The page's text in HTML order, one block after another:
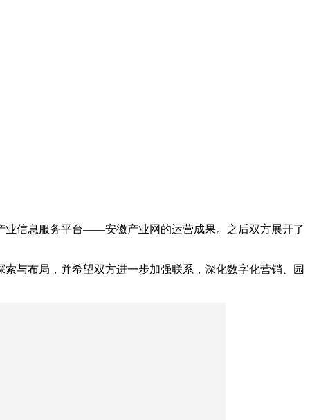
业信息服务平台——安徽产业网的运营成果。之后双方展开了
与布局，并希望双方进一步加强联系，深化数字化营销、园